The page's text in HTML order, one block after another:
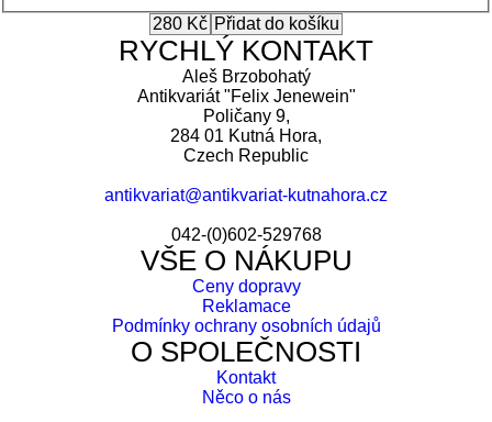
RYCHLÝ KONTAKT
Aleš Brzobohatý
Antikvariát "Felix Jenewein"
Poličany 9,
284 01 Kutná Hora,
Czech Republic
antikvariat@antikvariat-kutnahora.cz
042-(0)602-529768
VŠE O NÁKUPU
Ceny dopravy
Reklamace
Podmínky ochrany osobních údajů
O SPOLEČNOSTI
Kontakt
Něco o nás